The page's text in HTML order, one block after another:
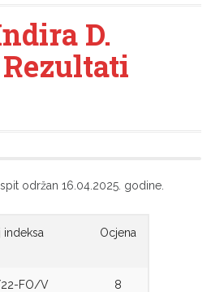
D.
održan 16.04.2025. godine.
indeksa Ocjena
FO/V 8